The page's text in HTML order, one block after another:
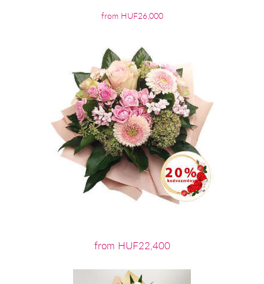
from HUF26,000
from HUF22,400